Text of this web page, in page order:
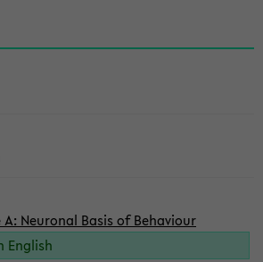
A: Neuronal Basis of Behaviour
English